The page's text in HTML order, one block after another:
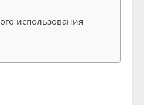
использования